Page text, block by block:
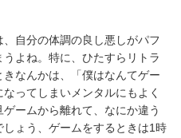
自分の体調の良し悪しがパフ
よね。特に、ひたすらリトラ
なんかは、「僕はなんてゲー
ってしまいメンタルにもよく
ームから離れて、なにか違う
ょう、ゲームをするときは1時